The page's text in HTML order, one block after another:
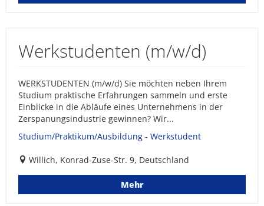
Werkstudenten (m/w/d)
WERKSTUDENTEN (m/w/d) Sie möchten neben Ihrem
Studium praktische Erfahrungen sammeln und erste
Einblicke in die Abläufe eines Unternehmens in der
Zerspanungsindustrie gewinnen? Wir...
Studium/Praktikum/Ausbildung - Werkstudent
Willich, Konrad-Zuse-Str. 9, Deutschland
Mehr